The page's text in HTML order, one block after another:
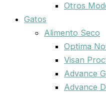
Otros
Gatos
Alimento Seco
Optima
Visan
Advance
Advance